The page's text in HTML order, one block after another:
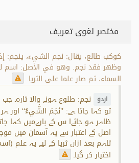
مختصر لغوی تعریف
كوكب طالع، يقال: نجم الشيء، ينجم:
وظهر فقد نجم. وهو في الأصل: اسم
السماء، ثم صار علما على الثريا.
اردو
نجم: طلوع ہونے والا تارہ۔
تو کہا جاتا ہے: ’’نَجَمَ الشَّيءُ‘‘
ظاہر ہو جائےا س کے بارےمیں کہا
اصل کے اعتبار سے یہ آسمان میں
تاہم بعد ازاں ثریا کے لیے یہ علم
اختیار کر گیا۔